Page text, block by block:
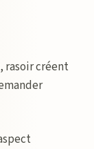
rasoir créent